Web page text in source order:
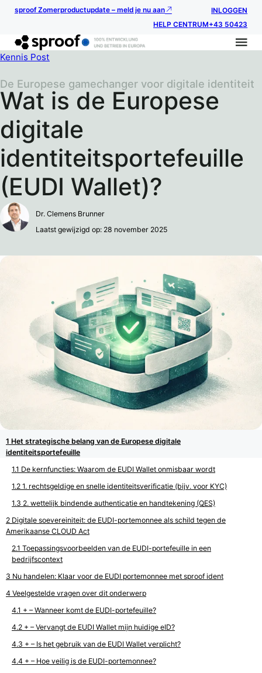
sproof Zomerproductupdate – meld je nu aan
INLOGGEN
HELP CENTRUM+43 50423
Kennis Post
Wat is de Europese
digitale
identiteitsportefeuille
(EUDI Wallet)?
De Europese gamechanger voor digitale identiteit
Dr. Clemens Brunner
Laatst gewijzigd op: 28 november 2025
Het strategische belang van de Europese digitale
identiteitsportefeuille
De kernfuncties: Waarom de EUDI Wallet onmisbaar wordt
1. rechtsgeldige en snelle identiteitsverificatie (bijv. voor KYC)
2. wettelijk bindende authenticatie en handtekening (QES)
Digitale soevereiniteit: de EUDI-portemonnee als schild tegen de
Amerikaanse CLOUD Act
Toepassingsvoorbeelden van de EUDI-portefeuille in een
bedrijfscontext
Nu handelen: Klaar voor de EUDI portemonnee met sproof ident
Veelgestelde vragen over dit onderwerp
+ – Wanneer komt de EUDI-portefeuille?
+ – Vervangt de EUDI Wallet mijn huidige eID?
+ – Is het gebruik van de EUDI Wallet verplicht?
+ – Hoe veilig is de EUDI-portemonnee?